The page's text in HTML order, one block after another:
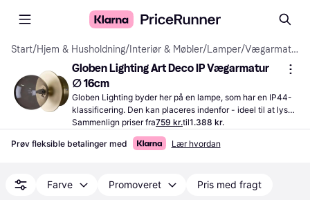
Start/Hjem & Husholdning/ Interiør & Møbler/Lamper/ Vægarmaturer
Globen Lighting Art Deco IP Vægarmatur
∅ 16cm
Globen Lighting byder her på en lampe, som har en IP44-
klassificering. Den kan placeres indenfor - ideel til at lyse
op i mørket.
Sammenlign priser fra759 kr.til1.388 kr.
Prøv fleksible betalinger med Lær hvordan
Farve Promoveret Pris med fragt